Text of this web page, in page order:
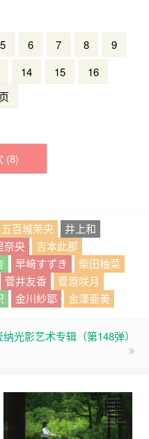
5 6 7 8
9
14 15
16
(8)
五百城茉央
井上和
奈央
吉本此那
早﨑すずき
柴田柚菜
菅井友香
菅原咲月
金川紗耶 金澤亜美
纳光影艺术专辑（第148弹）